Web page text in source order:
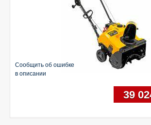
Сообщить об ошибке
в описании
39